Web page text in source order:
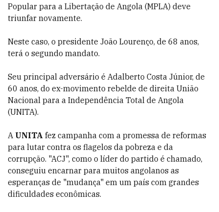
Popular para a Libertação de Angola (MPLA) deve
triunfar novamente.
Neste caso, o presidente João Lourenço, de 68 anos,
terá o segundo mandato.
Seu principal adversário é Adalberto Costa Júnior, de
60 anos, do ex-movimento rebelde de direita União
Nacional para a Independência Total de Angola
(UNITA).
A UNITA fez campanha com a promessa de reformas
para lutar contra os flagelos da pobreza e da
corrupção. "ACJ", como o líder do partido é chamado,
conseguiu encarnar para muitos angolanos as
esperanças de "mudança" em um país com grandes
dificuldades econômicas.